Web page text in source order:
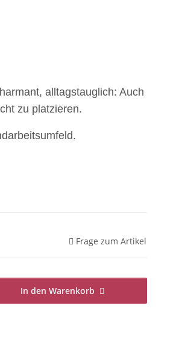
alltagstauglich: Auch
zu platzieren.
Frage zum Artikel
In den Warenkorb